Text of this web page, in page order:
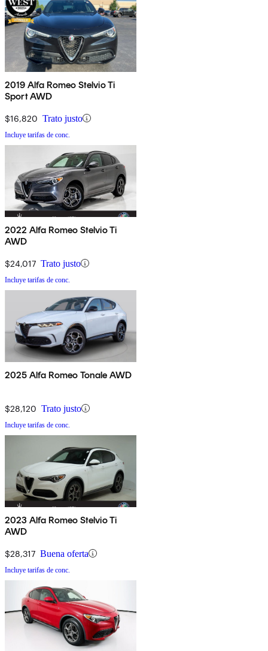
2019 Alfa Romeo Stelvio Ti
Sport AWD
$16,820 Trato justo
Incluye tarifas de conc.
2022 Alfa Romeo Stelvio Ti
AWD
$24,017 Trato justo
Incluye tarifas de conc.
2025 Alfa Romeo Tonale AWD
$28,120 Trato justo
Incluye tarifas de conc.
2023 Alfa Romeo Stelvio Ti
AWD
$28,317 Buena oferta
Incluye tarifas de conc.